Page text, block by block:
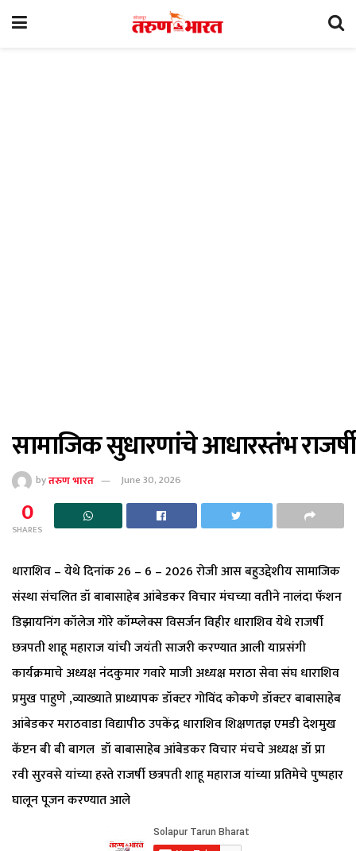
सामाजिक सुधारणांचे आधारस्तंभ
byतरुण भारत June 30, 2026
0
SHARES
धाराशिव – येथे दिनांक 26 – 6 – 2026 रोजी आस बहुउद्देशीय सामाजिक
संस्था संचलित डॉ बाबासाहेब आंबेडकर विचार मंचच्या वतीने नालंदा फॅशन
डिझायनिंग कॉलेज गोरे कॉम्प्लेक्स विसर्जन विहीर धाराशिव येथे राजर्षी
छत्रपती शाहू महाराज यांची जयंती साजरी करण्यात आली याप्रसंगी
कार्यक्रमाचे अध्यक्ष नंदकुमार गवारे माजी अध्यक्ष मराठा सेवा संघ धाराशिव
प्रमुख पाहुणे ,व्याख्याते प्राध्यापक डॉक्टर गोविंद कोकणे डॉक्टर बाबासाहेब
आंबेडकर मराठवाडा विद्यापीठ उपकेंद्र धाराशिव शिक्षणतज्ञ एमडी देशमुख
कॅप्टन बी बी बागल डॉ बाबासाहेब आंबेडकर विचार मंचचे अध्यक्ष डॉ प्रा
रवी सुरवसे यांच्या हस्ते राजर्षी छत्रपती शाहू महाराज यांच्या प्रतिमेचे पुष्पहार
घालून पूजन करण्यात आले